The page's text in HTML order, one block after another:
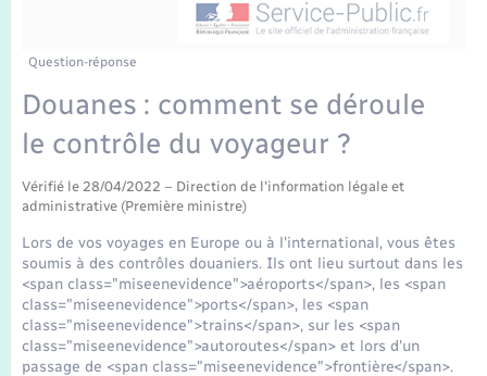
Mariage – PACS
Parrainage civil
Question-réponse
Douanes : comment se déroule
le contrôle du voyageur ?
Vérifié le 28/04/2022 – Direction de l'information légale et
administrative (Première ministre)
Lors de vos voyages en Europe ou à l'international, vous êtes
soumis à des contrôles douaniers. Ils ont lieu surtout dans les
<span class="miseenevidence">aéroports</span>, les <span
class="miseenevidence">ports</span>, les <span
class="miseenevidence">trains</span>, sur les <span
class="miseenevidence">autoroutes</span> et lors d'un
passage de <span class="miseenevidence">frontière</span>.